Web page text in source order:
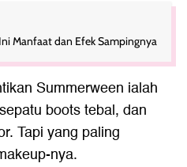
Manfaat dan Efek Sampingnya
Summerween ialah
boots tebal, dan
Tapi yang paling
nya.